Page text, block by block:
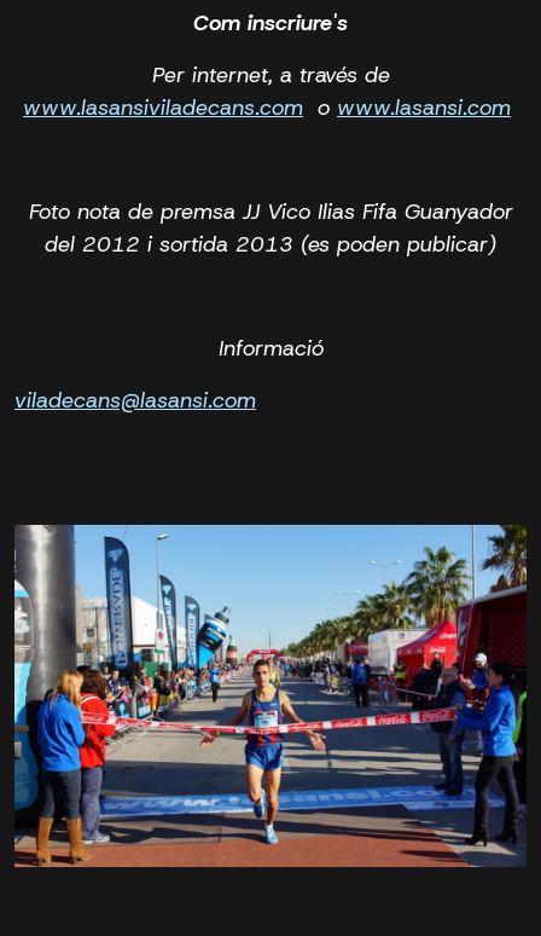
Com inscriure's
Per internet, a través de
www.lasansiviladecans.com o www.lasansi.com
Foto nota de premsa JJ Vico Ilias Fifa Guanyador
del 2012 i sortida 2013 (es poden publicar)
Informació
viladecans@lasansi.com